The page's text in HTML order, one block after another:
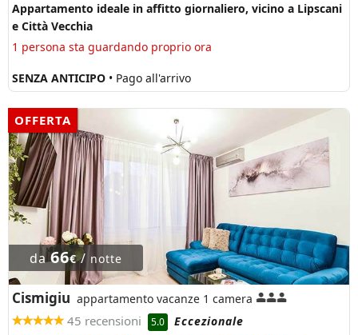
Appartamento ideale in affitto giornaliero, vicino a Lipscani
e Città Vecchia
1 persona sta guardando proprio ora
SENZA ANTICIPO • Pago all'arrivo
OFFERTA
da66€/ notte
Cismigiu appartamento vacanze 1 camera
45 recensioni 5.0
Eccezionale